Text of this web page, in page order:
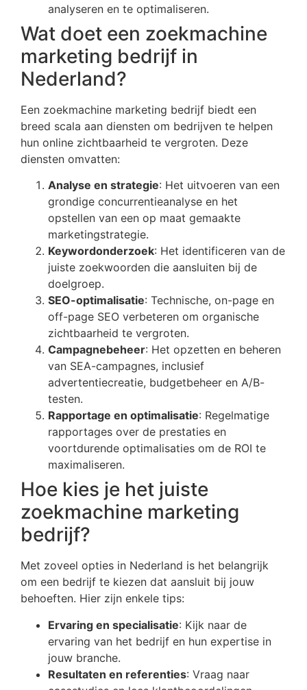
analyseren en te optimaliseren.
Wat doet een zoekmachine
marketing bedrijf in
Nederland?
Een zoekmachine marketing bedrijf biedt een
breed scala aan diensten om bedrijven te helpen
hun online zichtbaarheid te vergroten. Deze
diensten omvatten:
Analyse en strategie: Het uitvoeren van een
grondige concurrentieanalyse en het
opstellen van een op maat gemaakte
marketingstrategie.
Keywordonderzoek: Het identificeren van de
juiste zoekwoorden die aansluiten bij de
doelgroep.
SEO-optimalisatie: Technische, on-page en
off-page SEO verbeteren om organische
zichtbaarheid te vergroten.
Campagnebeheer: Het opzetten en beheren
van SEA-campagnes, inclusief
advertentiecreatie, budgetbeheer en A/B-
testen.
Rapportage en optimalisatie: Regelmatige
rapportages over de prestaties en
voortdurende optimalisaties om de ROI te
maximaliseren.
Hoe kies je het juiste
zoekmachine marketing
bedrijf?
Met zoveel opties in Nederland is het belangrijk
om een bedrijf te kiezen dat aansluit bij jouw
behoeften. Hier zijn enkele tips:
Ervaring en specialisatie: Kijk naar de
ervaring van het bedrijf en hun expertise in
jouw branche.
Resultaten en referenties: Vraag naar